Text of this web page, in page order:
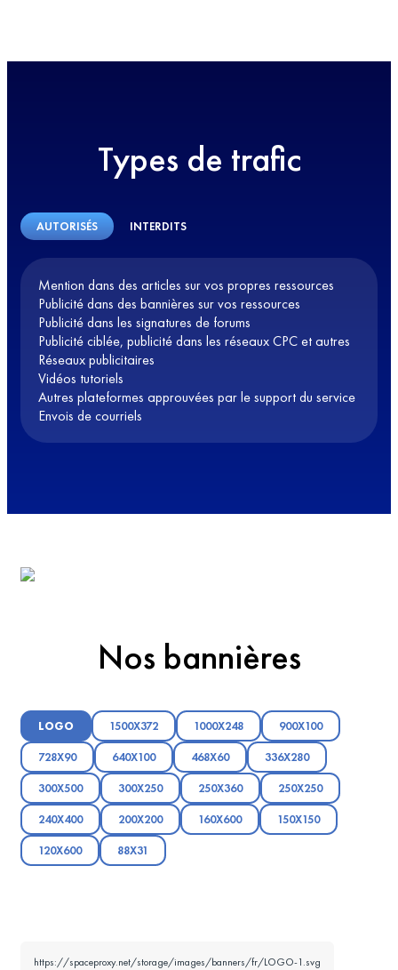
Types de trafic
AUTORISÉS INTERDITS
Mention dans des articles sur vos propres ressources
Publicité dans des bannières sur vos ressources
Publicité dans les signatures de forums
Publicité ciblée, publicité dans les réseaux CPC et autres
Réseaux publicitaires
Vidéos tutoriels
Autres plateformes approuvées par le support du service
Envois de courriels
Nos bannières
LOGO 1500X372 1000X248 900X100
728X90 640X100 468X60 336X280
300X500 300X250 250X360 250X250
240X400 200X200 160X600 150X150
120X600 88X31
https://spaceproxy.net/storage/images/banners/fr/LOGO-1.svg